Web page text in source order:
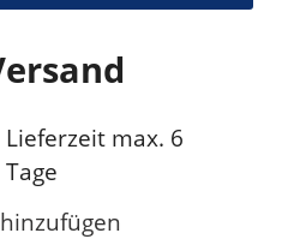
Lieferzeit max. 6
Tage